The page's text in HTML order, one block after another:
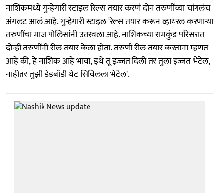
नाशिकमध्ये गुन्हेगारी स्टाइल रिल्स तयार करणं दोन तरुणींच्या चांगलंच
अंगलट आलं आहे. गुन्हेगारी स्टाइल रिल्स तयार करून व्हायरल करणाऱ्या
तरुणींचा माज पोलिसांनी उतरवला आहे. नाशिकच्या रामकुंड परिसरात
दोन्ही तरुणींनी रील तयार केला होता. तरुणी रील तयार करताना म्हणत
आहे की, हे नाशिक आहे भावा, इथे तू इज्जत दिली तर तुला इज्जत भेटेल,
नाहीतर तुझी डेडबॉडी थेट सिविलला भेटेल'.